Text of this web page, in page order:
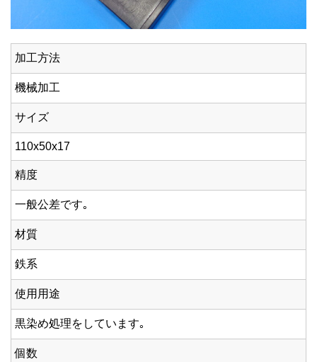
加工方法
機械加工
サイズ
110x50x17
精度
一般公差です｡
材質
鉄系
使用用途
黒染め処理をしています｡
個数